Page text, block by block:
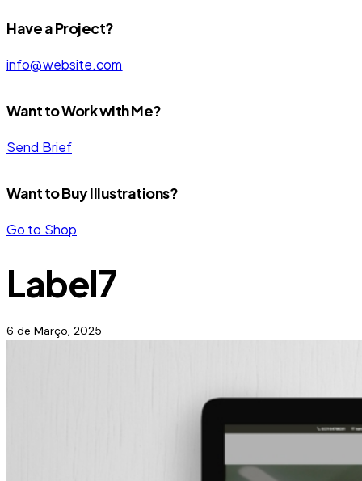
Have a Project?
info@website.com
Want to Work with Me?
Send Brief
Want to Buy Illustrations?
Go to Shop
Label7
6 de Março, 2025